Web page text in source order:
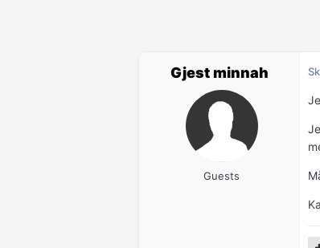
Gjest minnah
Guests